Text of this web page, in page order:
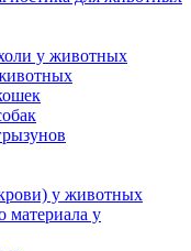
у животных
у животных
материала у